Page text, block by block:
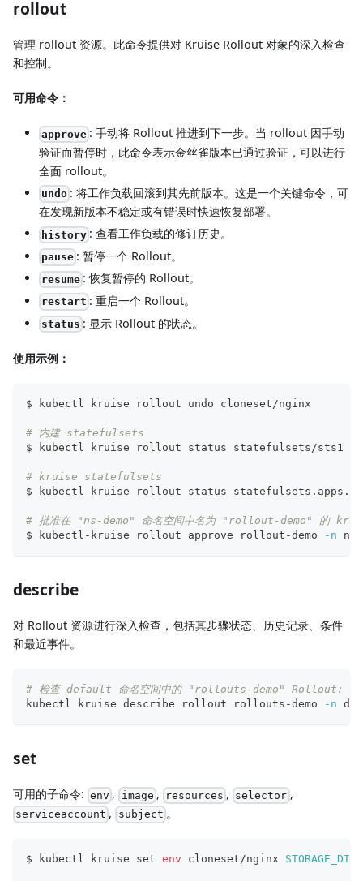
rollout
管理 rollout 资源。此命令提供对 Kruise Rollout 对象的深入检查
和控制。
可用命令：
approve : 手动将 Rollout 推进到下一步。当 rollout 因手动
验证而暂停时，此命令表示金丝雀版本已通过验证，可以进行
全面 rollout。
undo : 将工作负载回滚到其先前版本。这是一个关键命令，可
在发现新版本不稳定或有错误时快速恢复部署。
history : 查看工作负载的修订历史。
pause : 暂停一个 Rollout。
resume : 恢复暂停的 Rollout。
restart : 重启一个 Rollout。
status : 显示 Rollout 的状态。
使用示例：
$ kubectl kruise rollout undo cloneset/nginx
# 内建 statefulsets
$ kubectl kruise rollout status statefulsets/sts1
# kruise statefulsets
$ kubectl kruise rollout status
# 批准在 "ns-demo" 命名空间中名为 "rollout-demo" 的
$ kubectl-kruise rollout approve rollout-demo
-n ns-
describe
对 Rollout 资源进行深入检查，包括其步骤状态、历史记录、条件
和最近事件。
# 检查 default 命名空间中的 "rollouts-demo" Rollout:
kubectl kruise describe rollout rollouts-demo
-n
set
可用的子命令: env , image , resources , selector ,
serviceaccount , subject 。
$ kubectl kruise set env cloneset/nginx STORAGE_DIR